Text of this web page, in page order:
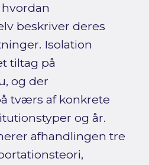
beskriver deres
Isolation
tiltag på
og der
tværs af konkrete
og år.
afhandlingen tre